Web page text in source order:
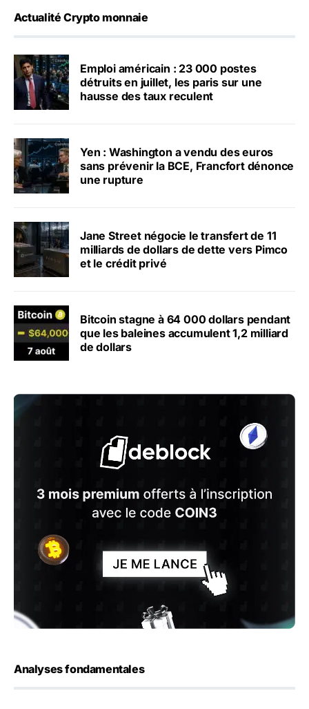
Actualité Crypto monnaie
Emploi américain : 23 000 postes
détruits en juillet, les paris sur une
hausse des taux reculent
Yen : Washington a vendu des euros
sans prévenir la BCE, Francfort dénonce
une rupture
Jane Street négocie le transfert de 11
milliards de dollars de dette vers Pimco
et le crédit privé
Bitcoin stagne à 64 000 dollars pendant
que les baleines accumulent 1,2 milliard
de dollars
Analyses fondamentales